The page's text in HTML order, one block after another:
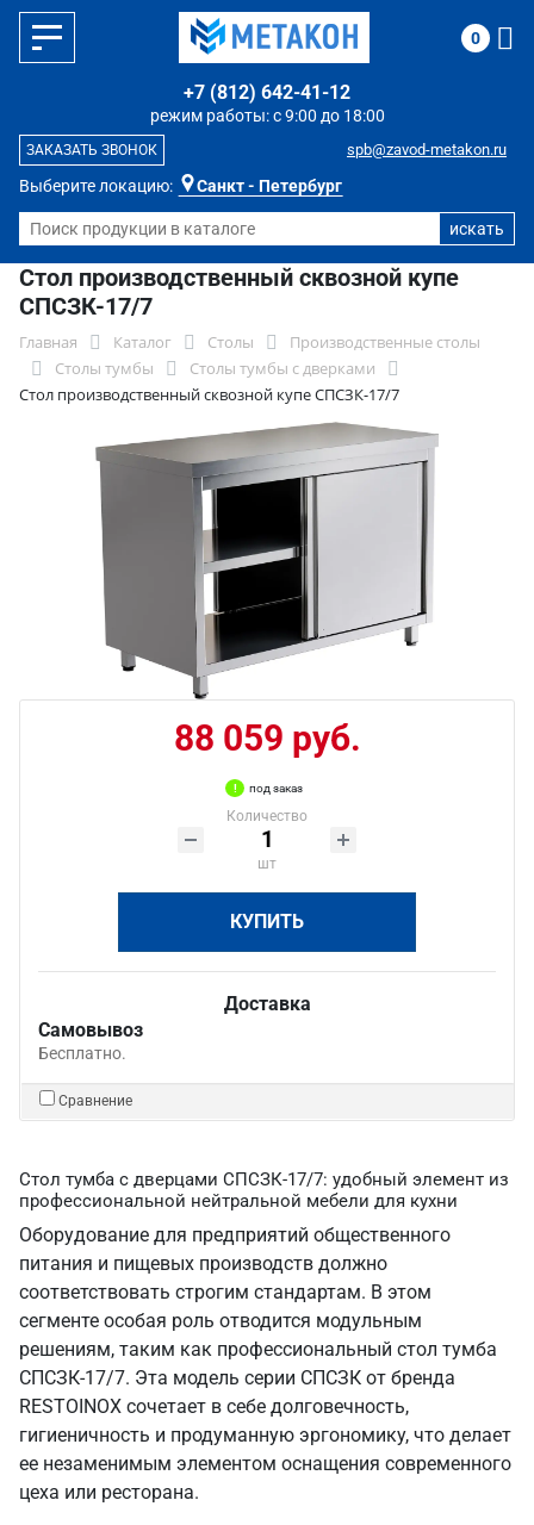
Выберите локацию: Санкт - Петербург
режим работы: с 9:00 до 18:00
+7 (812) 642-41-12
spb@zavod-metakon.ru
ЗАКАЗАТЬ ЗВОНОК
0
Стол производственный сквозной купе
СПСЗК-17/7
Главная Каталог Столы
Производственные столы
Столы тумбы
Столы тумбы с дверками
Стол производственный сквозной купе СПСЗК-17/7
88 059 руб.
под заказ
Количество
шт
КУПИТЬ
Доставка
Самовывоз
Бесплатно.
Сравнение
Стол тумба с дверцами СПСЗК-17/7: удобный элемент из
профессиональной нейтральной мебели для кухни
Оборудование для предприятий общественного
питания и пищевых производств должно
соответствовать строгим стандартам. В этом
сегменте особая роль отводится модульным
решениям, таким как профессиональный стол тумба
СПСЗК-17/7. Эта модель серии СПСЗК от бренда
RESTOINOX сочетает в себе долговечность,
гигиеничность и продуманную эргономику, что делает
ее незаменимым элементом оснащения современного
цеха или ресторана.